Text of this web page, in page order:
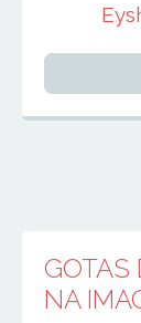
GOTAS
NA